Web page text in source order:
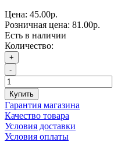
Цена: 45.00р.
Розничная цена: 81.00р.
Есть в наличии
Количество:
+
-
Купить
Гарантия магазина
Качество товара
Условия доставки
Условия оплаты